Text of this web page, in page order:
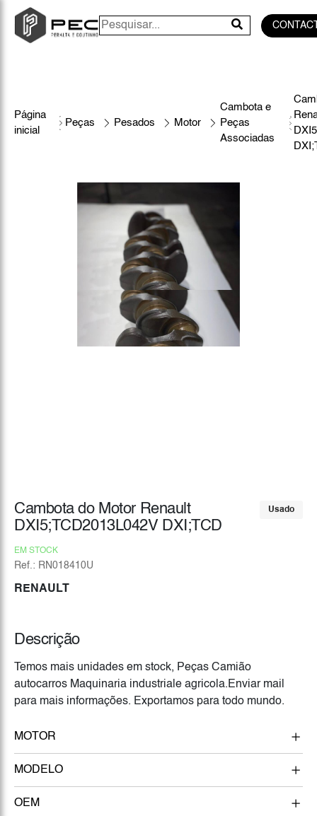
Página
inicial
Peças Pesados Motor
Cambota e
Peças
Associadas
Usado
Cambota do Motor Renault
DXI5;TCD2013L042V DXI;TCD
EM STOCK
Ref.: RN018410U
RENAULT
Descrição
Temos mais unidades em stock, Peças Camião
autocarros Maquinaria industriale agricola.Enviar mail
para mais informações. Exportamos para todo mundo.
MOTOR
MODELO
OEM